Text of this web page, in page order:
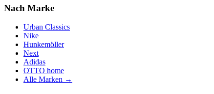
Nach Marke
Urban Classics
Nike
Hunkemöller
Next
Adidas
OTTO home
Alle Marken →